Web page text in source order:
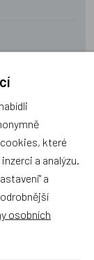
první, kdo
které
a analýzu.
a
osobních